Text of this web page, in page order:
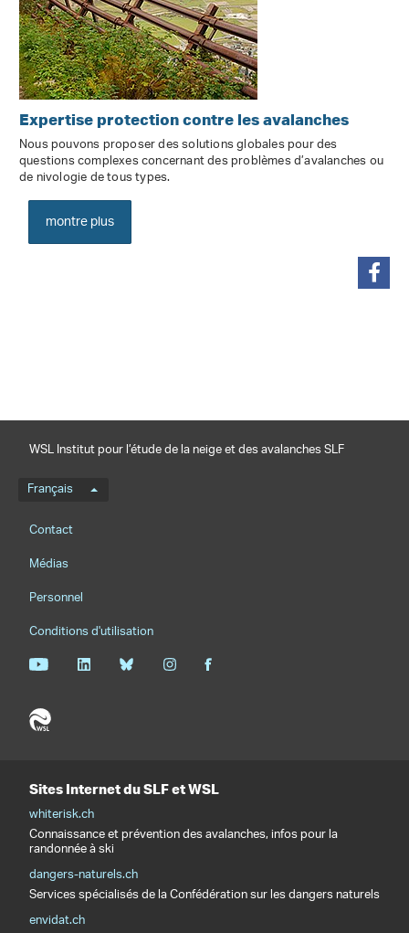
Expertise protection contre les avalanches
Nous pouvons proposer des solutions globales pour des
questions complexes concernant des problèmes d’avalanches ou
de nivologie de tous types.
montre plus
WSL Institut pour l’étude de la neige et des avalanches SLF
Menu de langue
Français
Footernavigation
Contact
Médias
Personnel
Conditions d'utilisation
Sites Internet du SLF et WSL
whiterisk.ch
Connaissance et prévention des avalanches, infos pour la
randonnée à ski
dangers-naturels.ch
Services spécialisés de la Confédération sur les dangers naturels
envidat.ch